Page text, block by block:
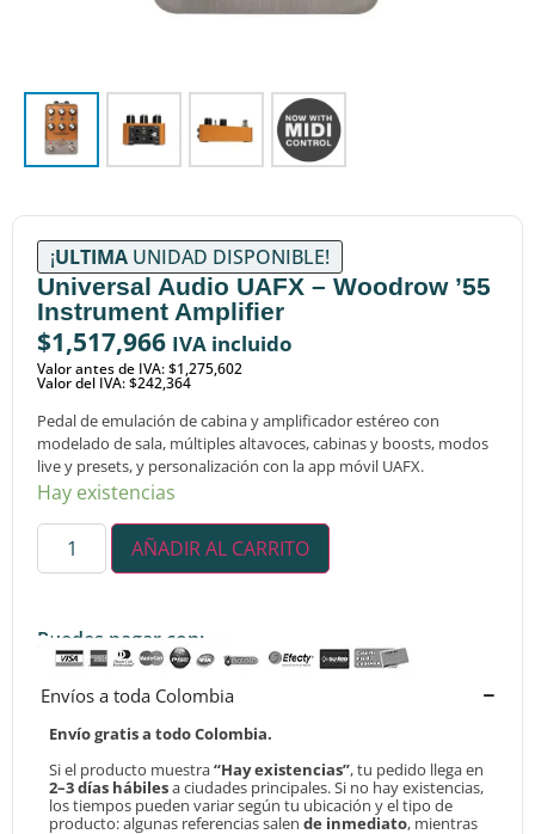
¡ULTIMA UNIDAD DISPONIBLE!
Universal Audio UAFX – Woodrow ’55
Instrument Amplifier
$1,517,966 IVA incluido
Valor antes de IVA: $1,275,602
Valor del IVA: $242,364
Pedal de emulación de cabina y amplificador estéreo con
modelado de sala, múltiples altavoces, cabinas y boosts, modos
live y presets,y personalización con la app móvil UAFX.
Hay existencias
AÑADIR AL CARRITO
Puedes pagar con:
Envíos a toda Colombia
Envío gratis a todo Colombia.
Si el producto muestra“Hay existencias”, tu pedido llega en
2–3 días hábilesa ciudades principales. Si no hay existencias,
los tiempos pueden variar según tu ubicación y el tipo de
producto: algunas referencias salen de inmediato, mientras